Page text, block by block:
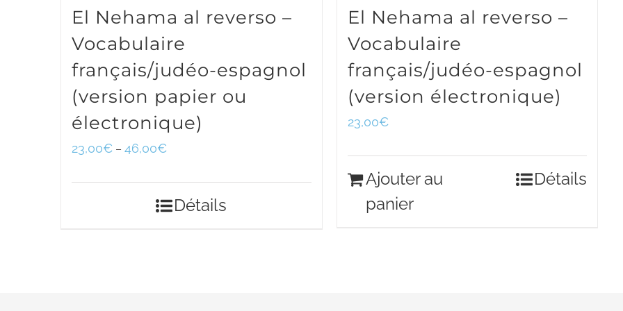
El Nehama al reverso –
Vocabulaire
français/judéo-espagnol
(version papier ou
électronique)
23,00€ – 46,00€
Détails
El Nehama al reverso –
Vocabulaire
français/judéo-espagnol
(version électronique)
23,00€
Ajouter au
panier
Détails